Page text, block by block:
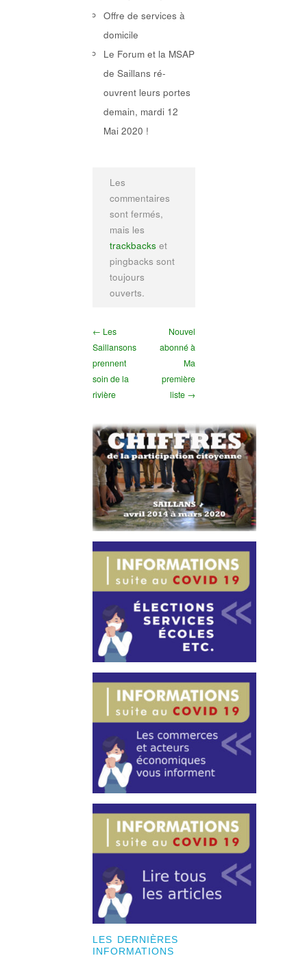
Offre de services à
domicile
Le Forum et la MSAP
de Saillans ré-
ouvrent leurs portes
demain, mardi 12
Mai 2020 !
Les
commentaires
sont fermés,
mais les
trackbacks et
pingbacks sont
toujours
ouverts.
← Les
Saillansons
prennent
soin de la
rivière
Nouvel
abonné à
Ma
première
liste →
LES DERNIÈRES
INFORMATIONS